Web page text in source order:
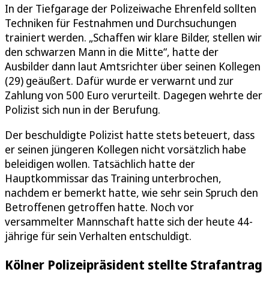
In der Tiefgarage der Polizeiwache Ehrenfeld sollten
Techniken für Festnahmen und Durchsuchungen
trainiert werden. „Schaffen wir klare Bilder, stellen wir
den schwarzen Mann in die Mitte“, hatte der
Ausbilder dann laut Amtsrichter über seinen Kollegen
(29) geäußert. Dafür wurde er verwarnt und zur
Zahlung von 500 Euro verurteilt. Dagegen wehrte der
Polizist sich nun in der Berufung.
Der beschuldigte Polizist hatte stets beteuert, dass
er seinen jüngeren Kollegen nicht vorsätzlich habe
beleidigen wollen. Tatsächlich hatte der
Hauptkommissar das Training unterbrochen,
nachdem er bemerkt hatte, wie sehr sein Spruch den
Betroffenen getroffen hatte. Noch vor
versammelter Mannschaft hatte sich der heute 44-
jährige für sein Verhalten entschuldigt.
Kölner Polizeipräsident stellte Strafantrag